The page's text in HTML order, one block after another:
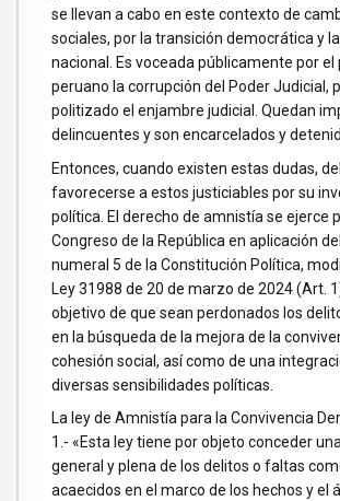
se llevan a cabo en este contexto de
sociales, por la transición democrática y
nacional. Es voceada públicamente por el
peruano la corrupción del Poder Judicial,
politizado el enjambre judicial. Quedan
delincuentes y son encarcelados y
Entonces, cuando existen estas dudas,
favorecerse a estos justiciables por su
política. El derecho de amnistía se ejerce
Congreso de la República en aplicación
numeral 5 de la Constitución Política,
Ley 31988 de 20 de marzo de 2024 (Art.
objetivo de que sean perdonados los
en la búsqueda de la mejora de la
cohesión social, así como de una
diversas sensibilidades políticas.
La ley de Amnistía para la Convivencia
1.- «Esta ley tiene por objeto conceder
general y plena de los delitos o faltas
acaecidos en el marco de los hechos y el